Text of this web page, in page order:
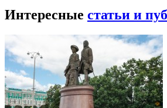
Интересные статьи и